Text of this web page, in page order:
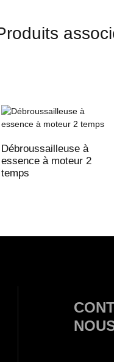
Débroussailleuse à
essence à moteur 2
temps